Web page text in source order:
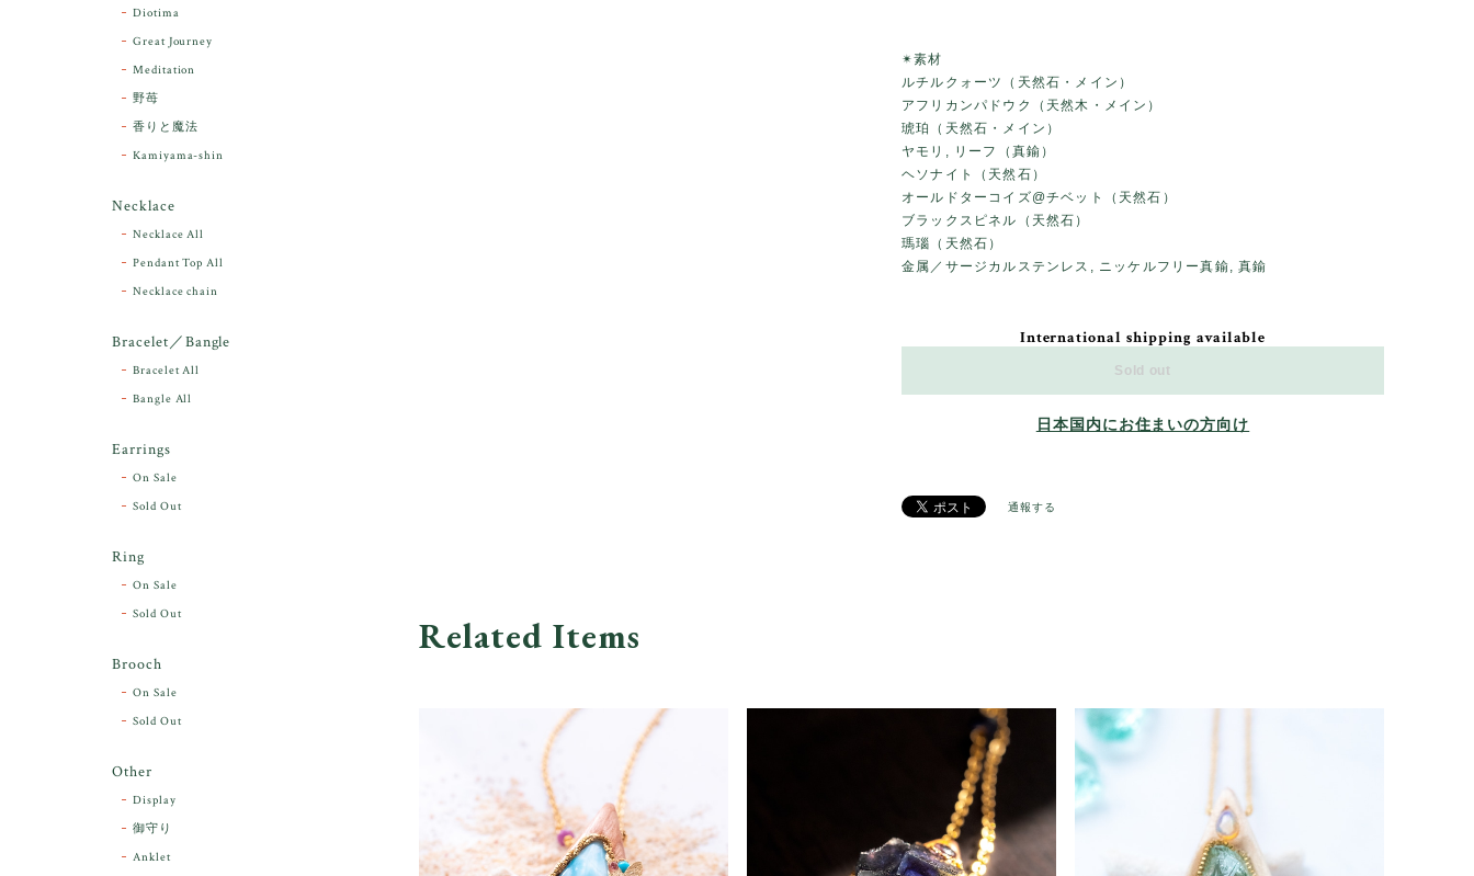
✴素材
ルチルクォーツ（天然石・メイン）
アフリカンパドウク（天然木・メイン）
琥珀（天然石・メイン）
ヤモリ, リーフ（真鍮）
ヘソナイト（天然石）
オールドターコイズ@チベット（天然石）
ブラックスピネル（天然石）
瑪瑙（天然石）
金属／サージカルステンレス, ニッケルフリー真鍮, 真鍮
International shipping available
Sold out
日本国内にお住まいの方向け
通報する
Related Items
Diotima
Great Journey
Meditation
野苺
香りと魔法
Kamiyama-shin
Necklace
Necklace All
Pendant Top All
Necklace chain
Bracelet／Bangle
Bracelet All
Bangle All
Earrings
On Sale
Sold Out
Ring
On Sale
Sold Out
Brooch
On Sale
Sold Out
Other
Display
御守り
Anklet